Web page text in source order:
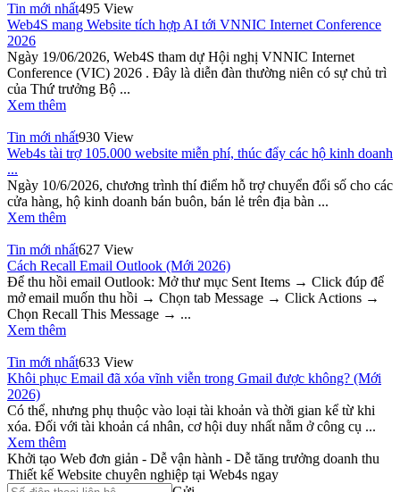
Tin mới nhất495 View
Web4S mang Website tích hợp AI tới VNNIC Internet Conference
2026
Ngày 19/06/2026, Web4S tham dự Hội nghị VNNIC Internet
Conference (VIC) 2026 . Đây là diễn đàn thường niên có sự chủ trì
của Thứ trưởng Bộ ...
Xem thêm
Tin mới nhất930 View
Web4s tài trợ 105.000 website miễn phí, thúc đẩy các hộ kinh doanh
...
Ngày 10/6/2026, chương trình thí điểm hỗ trợ chuyển đổi số cho các
cửa hàng, hộ kinh doanh bán buôn, bán lẻ trên địa bàn ...
Xem thêm
Tin mới nhất627 View
Cách Recall Email Outlook (Mới 2026)
Để thu hồi email Outlook: Mở thư mục Sent Items → Click đúp để
mở email muốn thu hồi → Chọn tab Message → Click Actions →
Chọn Recall This Message → ...
Xem thêm
Tin mới nhất633 View
Khôi phục Email đã xóa vĩnh viễn trong Gmail được không? (Mới
2026)
Có thể, nhưng phụ thuộc vào loại tài khoản và thời gian kể từ khi
xóa. Đối với tài khoản cá nhân, cơ hội duy nhất nằm ở công cụ ...
Xem thêm
Khởi tạo Web đơn giản - Dễ vận hành - Dễ tăng trưởng doanh thu
Thiết kế Website chuyên nghiệp tại Web4s ngay